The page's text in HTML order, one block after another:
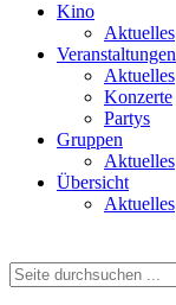
Kino
Aktuelles
Veranstaltungen
Aktuelles
Konzerte
Partys
Gruppen
Aktuelles
Übersicht
Aktuelles